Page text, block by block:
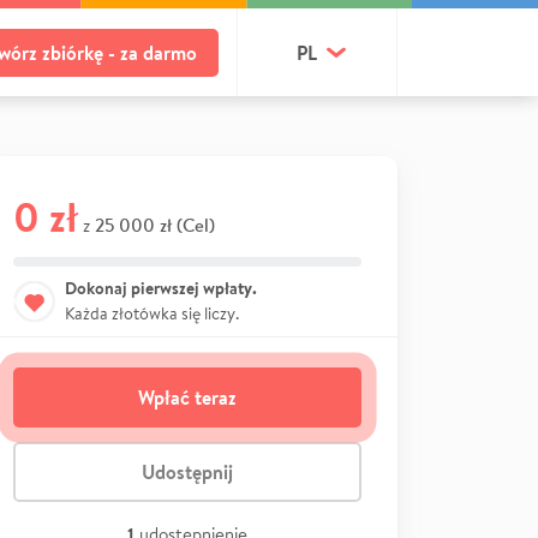
zbiórkę - za darmo PL
0 zł z 25 000 zł (Cel)
Dokonaj pierwszej wpłaty.
Każda złotówka się liczy.
Wpłać teraz
Udostępnij